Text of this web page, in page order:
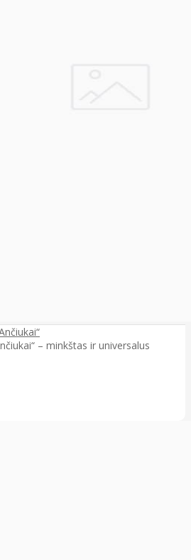
– minkštas ir universalus